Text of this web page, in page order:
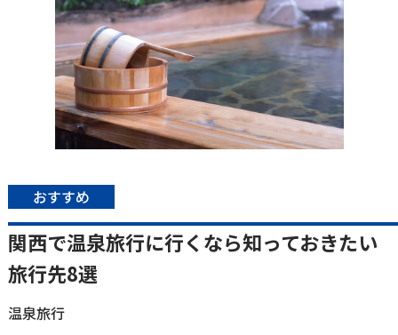
おすすめ
関西で温泉旅行に行くなら知っておきたい
旅行先8選
温泉旅行